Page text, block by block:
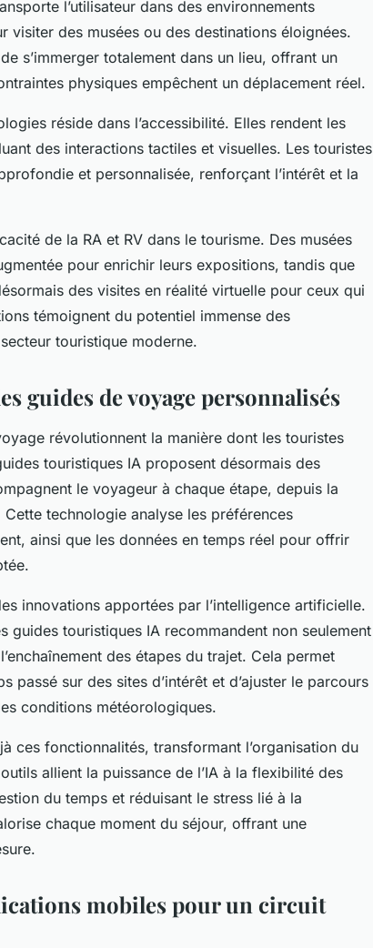
l’utilisateur dans des environnements
visiter des musées ou des destinations éloignées.
s’immerger totalement dans un lieu, offrant un
physiques empêchent un déplacement réel.
réside dans l’accessibilité. Elles rendent les
des interactions tactiles et visuelles. Les touristes
et personnalisée, renforçant l’intérêt et la
de la RA et RV dans le tourisme. Des musées
pour enrichir leurs expositions, tandis que
des visites en réalité virtuelle pour ceux qui
témoignent du potentiel immense des
touristique moderne.
guides de voyage personnalisés
révolutionnent la manière dont les touristes
touristiques IA proposent désormais des
le voyageur à chaque étape, depuis la
technologie analyse les préférences
ainsi que les données en temps réel pour offrir
innovations apportées par l’intelligence artificielle.
guides touristiques IA recommandent non seulement
des étapes du trajet. Cela permet
passé sur des sites d’intérêt et d’ajuster le parcours
conditions météorologiques.
ces fonctionnalités, transformant l’organisation du
allient la puissance de l’IA à la flexibilité des
du temps et réduisant le stress lié à la
chaque moment du séjour, offrant une
mobiles pour un circuit